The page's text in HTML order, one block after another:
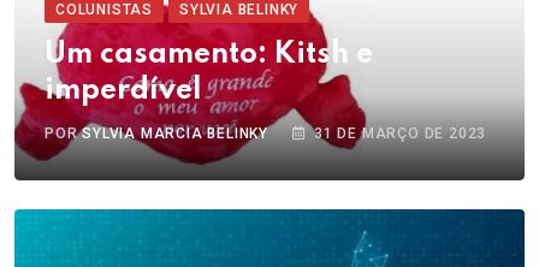
COLUNISTAS SYLVIA BELINKY
Um casamento: Kitsh e
imperdível
PORSYLVIA MARCIA BELINKY 31 DE MARÇO DE 2023